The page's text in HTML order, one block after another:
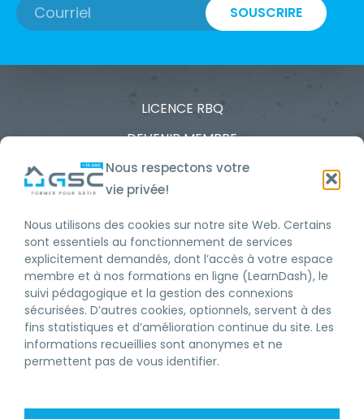
Nous respectons votre
vie privée!
Nous utilisons des cookies sur notre site Web. Certains
sont essentiels au fonctionnement de services
explicitement demandés, dont l’accès à votre espace
membre et à nos formations en ligne (LearnDash), le
suivi pédagogique et la gestion des connexions
sécurisées. D’autres cookies, optionnels, servent à des
fins statistiques et d’amélioration continue du site. Les
informations recueillies sont anonymes et ne
permettent pas de vous identifier.
SOUSCRIRE
LICENCE RBQ
DEVENIR MEMBRE
FORMATION CONTINUE RBQ
ENTREPRENEUR GÉNÉRAL
ENTREPRENEUR SPÉCIALISÉ
À PROPOS
NOS SERVICES
TRAVAILLER CHEZ GSC